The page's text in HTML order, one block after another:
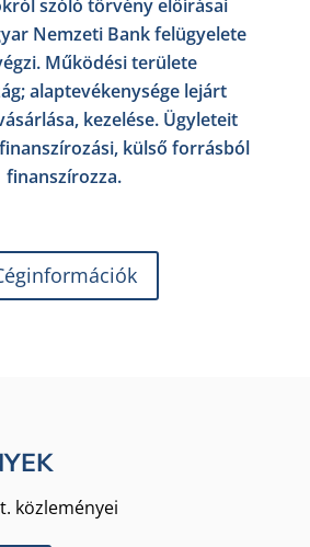
szóló törvény előírásai
Nemzeti Bank felügyelete
Működési területe
alaptevékenysége lejárt
kezelése. Ügyleteit
külső forrásból
finanszírozza.
közleményei